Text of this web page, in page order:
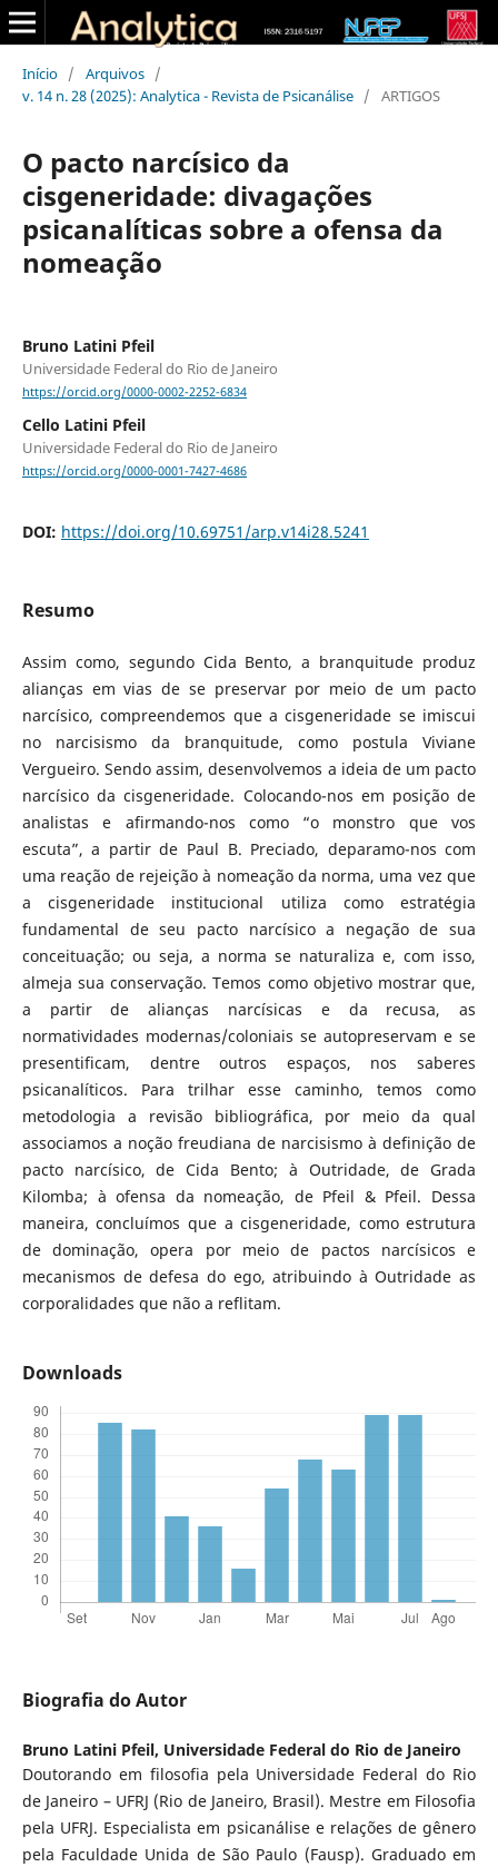
Início / Arquivos /
v. 14 n. 28 (2025): Analytica - Revista de Psicanálise / ARTIGOS
O pacto narcísico da
cisgeneridade: divagações
psicanalíticas sobre a ofensa da
nomeação
Bruno Latini Pfeil
Universidade Federal do Rio de Janeiro
https://orcid.org/0000-0002-2252-6834
Cello Latini Pfeil
Universidade Federal do Rio de Janeiro
https://orcid.org/0000-0001-7427-4686
DOI: https://doi.org/10.69751/arp.v14i28.5241
Resumo
Assim como, segundo Cida Bento, a branquitude produz
alianças em vias de se preservar por meio de um pacto
narcísico, compreendemos que a cisgeneridade se imiscui
no narcisismo da branquitude, como postula Viviane
Vergueiro. Sendo assim, desenvolvemos a ideia de um pacto
narcísico da cisgeneridade. Colocando-nos em posição de
analistas e afirmando-nos como “o monstro que vos
escuta”, a partir de Paul B. Preciado, deparamo-nos com
uma reação de rejeição à nomeação da norma, uma vez que
a cisgeneridade institucional utiliza como estratégia
fundamental de seu pacto narcísico a negação de sua
conceituação; ou seja, a norma se naturaliza e, com isso,
almeja sua conservação. Temos como objetivo mostrar que,
a partir de alianças narcísicas e da recusa, as
normatividades modernas/coloniais se autopreservam e se
presentificam, dentre outros espaços, nos saberes
psicanalíticos. Para trilhar esse caminho, temos como
metodologia a revisão bibliográfica, por meio da qual
associamos a noção freudiana de narcisismo à definição de
pacto narcísico, de Cida Bento; à Outridade, de Grada
Kilomba; à ofensa da nomeação, de Pfeil & Pfeil. Dessa
maneira, concluímos que a cisgeneridade, como estrutura
de dominação, opera por meio de pactos narcísicos e
mecanismos de defesa do ego, atribuindo à Outridade as
corporalidades que não a reflitam.
Downloads
Biografia do Autor
Bruno Latini Pfeil, Universidade Federal do Rio de Janeiro
Doutorando em filosofia pela Universidade Federal do Rio
de Janeiro – UFRJ (Rio de Janeiro, Brasil). Mestre em Filosofia
pela UFRJ. Especialista em psicanálise e relações de gênero
pela Faculdade Unida de São Paulo (Fausp). Graduado em